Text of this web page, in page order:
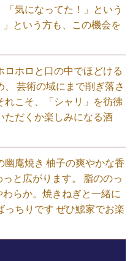
「気になってた！」という
という方も、この機会を
ロホロと口の中でほどける
芸術の域にまで削ぎ落さ
れこそ、「シャリ」を彷彿
ただくか楽しみになる酒
庵焼き 柚子の爽やかな香
と広がります。 脂ののっ
らか。焼きねぎと一緒に
っちりです ぜひ鯱家でお楽